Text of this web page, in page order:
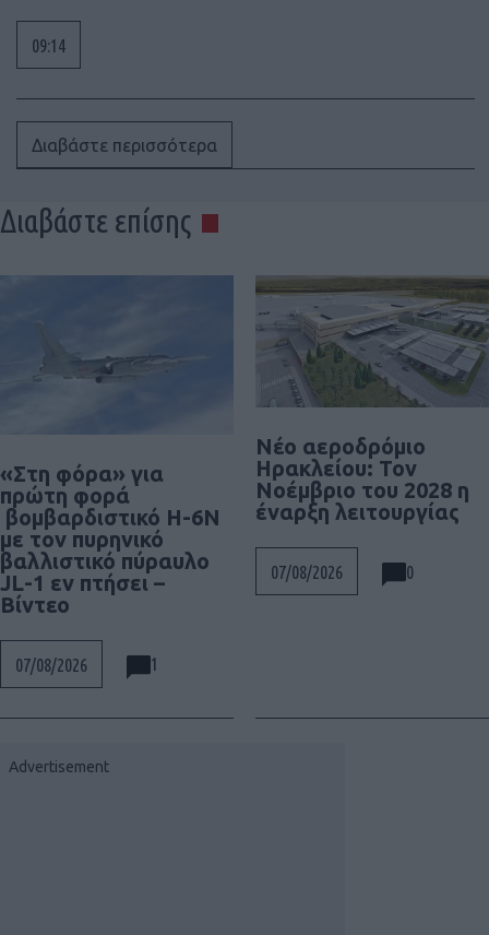
09:14
Διαβάστε περισσότερα
Διαβάστε επίσης
«Στη φόρα» για
πρώτη φορά
βομβαρδιστικό H-6N
με τον πυρηνικό
βαλλιστικό πύραυλο
JL-1 εν πτήσει –
Βίντεο
07/08/2026 1
Νέο αεροδρόμιο
Ηρακλείου: Τον
Νοέμβριο του 2028 η
έναρξη λειτουργίας
07/08/2026 0